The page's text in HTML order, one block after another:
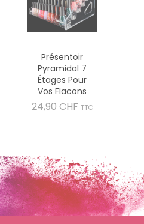
Présentoir
Pyramidal 7
Étages Pour
Vos Flacons
24,90 CHF Prix
TTC